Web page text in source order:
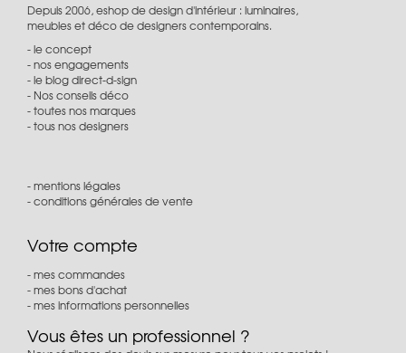
Depuis 2006, eshop de design d'intérieur : luminaires,
meubles et déco de designers contemporains.
le concept
nos engagements
le blog direct-d-sign
Nos conseils déco
toutes nos marques
tous nos designers
mentions légales
conditions générales de vente
Votre compte
mes commandes
mes bons d'achat
mes informations personnelles
Vous êtes un professionnel ?